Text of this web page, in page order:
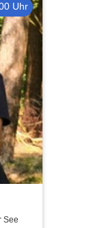
Uhr
See